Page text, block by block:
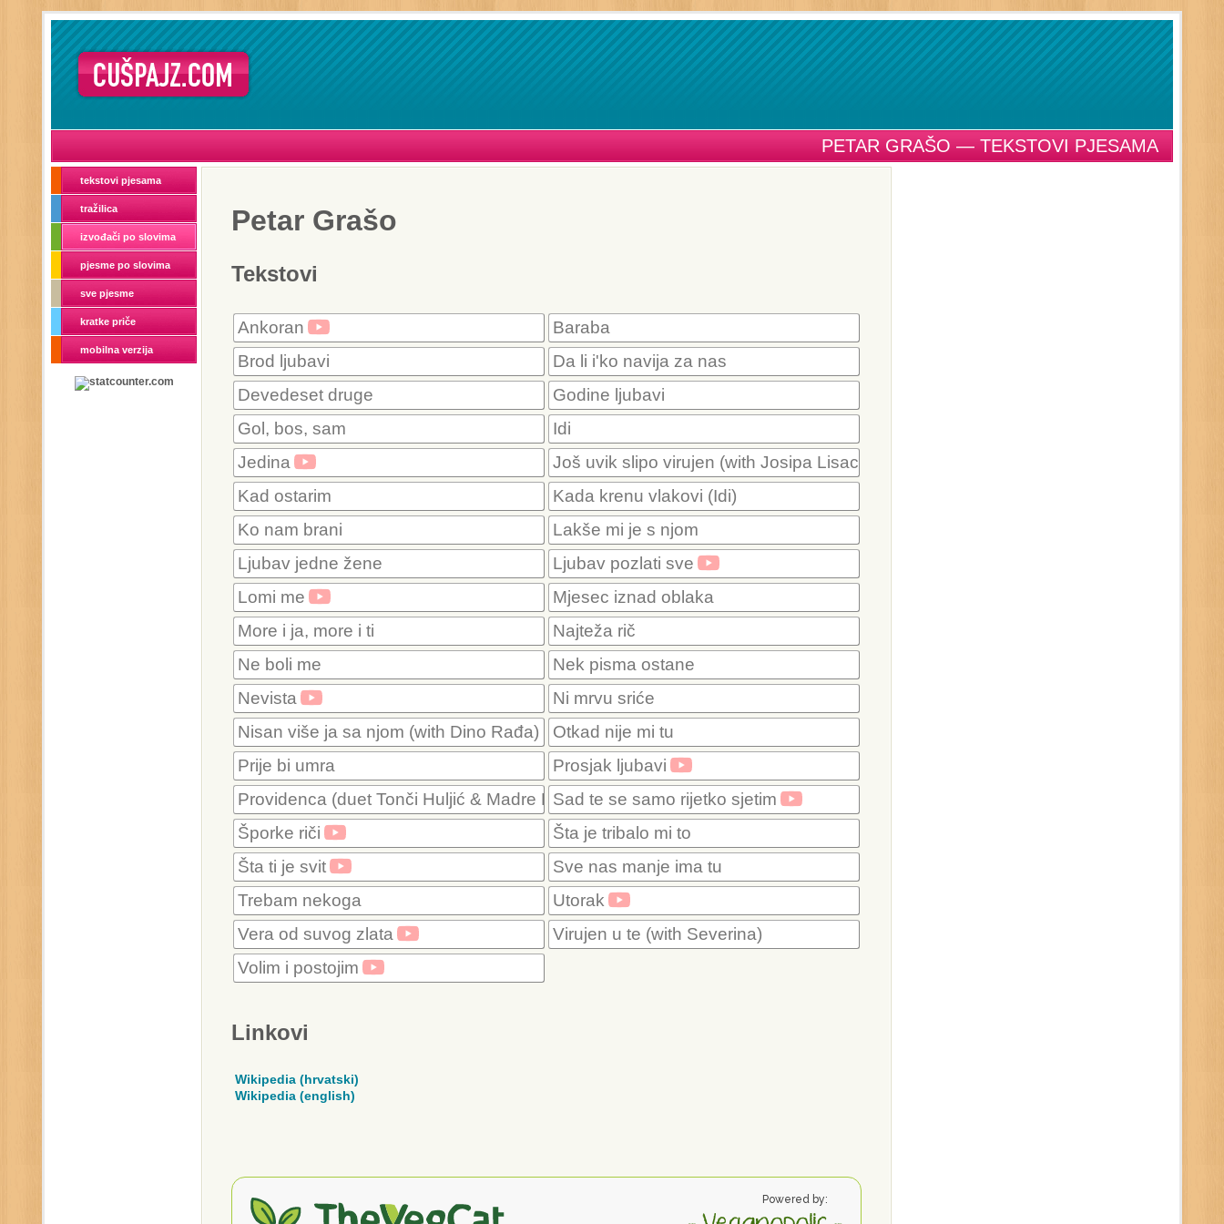
PETAR GRAŠO — TEKSTOVI PJESAMA
tekstovi pjesama
tražilica
izvođači po slovima
pjesme po slovima
sve pjesme
kratke priče
mobilna verzija
Petar Grašo
Tekstovi
Ankoran
Brod ljubavi
Devedeset druge
Gol, bos, sam
Jedina
Kad ostarim
Ko nam brani
Ljubav jedne žene
Lomi me
More i ja, more i ti
Ne boli me
Nevista
Nisan više ja sa njom (with Dino Rađa)
Prije bi umra
Providenca (duet Tonči Huljić & Madre Badessa)
Šporke riči
Šta ti je svit
Trebam nekoga
Vera od suvog zlata
Volim i postojim
Baraba
Da li i'ko navija za nas
Godine ljubavi
Idi
Još uvik slipo virujen (with Josipa Lisac)
Kada krenu vlakovi (Idi)
Lakše mi je s njom
Ljubav pozlati sve
Mjesec iznad oblaka
Najteža rič
Nek pisma ostane
Ni mrvu sriće
Otkad nije mi tu
Prosjak ljubavi
Sad te se samo rijetko sjetim
Šta je tribalo mi to
Sve nas manje ima tu
Utorak
Virujen u te (with Severina)
Linkovi
Wikipedia (hrvatski)
Wikipedia (english)